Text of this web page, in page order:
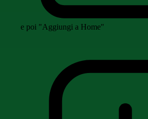
e poi "Aggiungi a Home"